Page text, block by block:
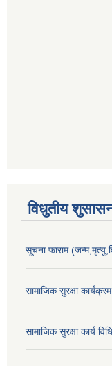
विधुतीय
सूचना फाराम
सामाजिक सुरक्षा
सामाजिक सुरक्षा कार्य